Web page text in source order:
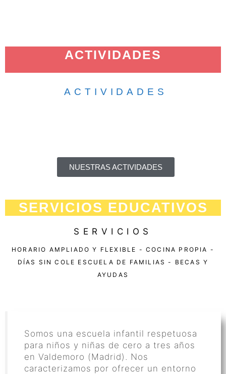
ACTIVIDADES
ACTIVIDADES
NUESTRAS ACTIVIDADES
SERVICIOS EDUCATIVOS
SERVICIOS
HORARIO AMPLIADO Y FLEXIBLE - COCINA PROPIA -
DÍAS SIN COLE ESCUELA DE FAMILIAS - BECAS Y
AYUDAS
Somos una escuela infantil respetuosa
para niños y niñas de cero a tres años
en Valdemoro (Madrid). Nos
caracterizamos por ofrecer un entorno